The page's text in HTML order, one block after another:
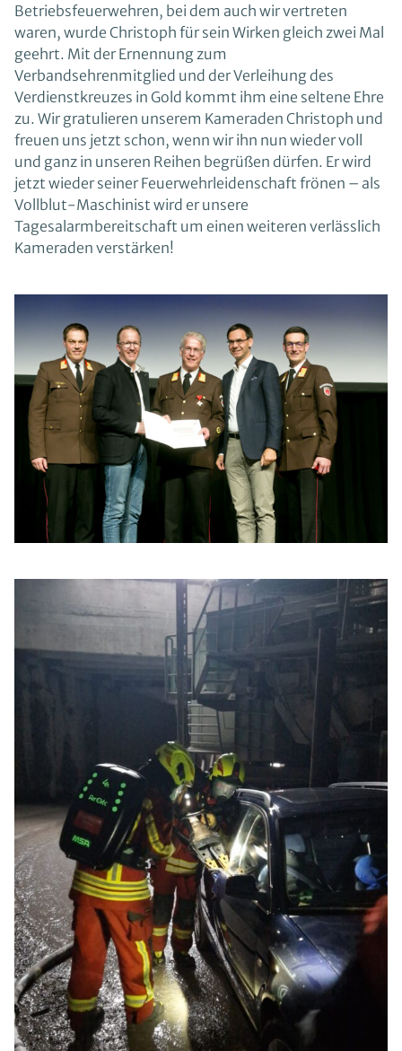
Betriebsfeuerwehren, bei dem auch wir vertreten
waren, wurde Christoph für sein Wirken gleich zwei Mal
geehrt. Mit der Ernennung zum
Verbandsehrenmitglied und der Verleihung des
Verdienstkreuzes in Gold kommt ihm eine seltene Ehre
zu. Wir gratulieren unserem Kameraden Christoph und
freuen uns jetzt schon, wenn wir ihn nun wieder voll
und ganz in unseren Reihen begrüßen dürfen. Er wird
jetzt wieder seiner Feuerwehrleidenschaft frönen – als
Vollblut-Maschinist wird er unsere
Tagesalarmbereitschaft um einen weiteren verlässlich
Kameraden verstärken!